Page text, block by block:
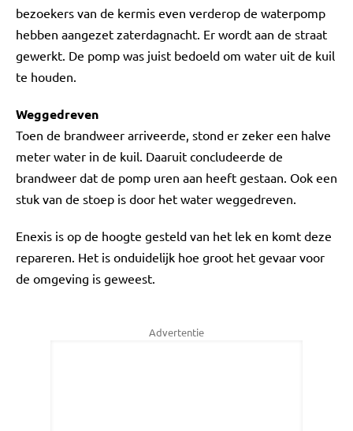
bezoekers van de kermis even verderop de waterpomp
hebben aangezet zaterdagnacht. Er wordt aan de straat
gewerkt. De pomp was juist bedoeld om water uit de kuil
te houden.
Weggedreven
Toen de brandweer arriveerde, stond er zeker een halve
meter water in de kuil. Daaruit concludeerde de
brandweer dat de pomp uren aan heeft gestaan. Ook een
stuk van de stoep is door het water weggedreven.
Enexis is op de hoogte gesteld van het lek en komt deze
repareren. Het is onduidelijk hoe groot het gevaar voor
de omgeving is geweest.
Advertentie